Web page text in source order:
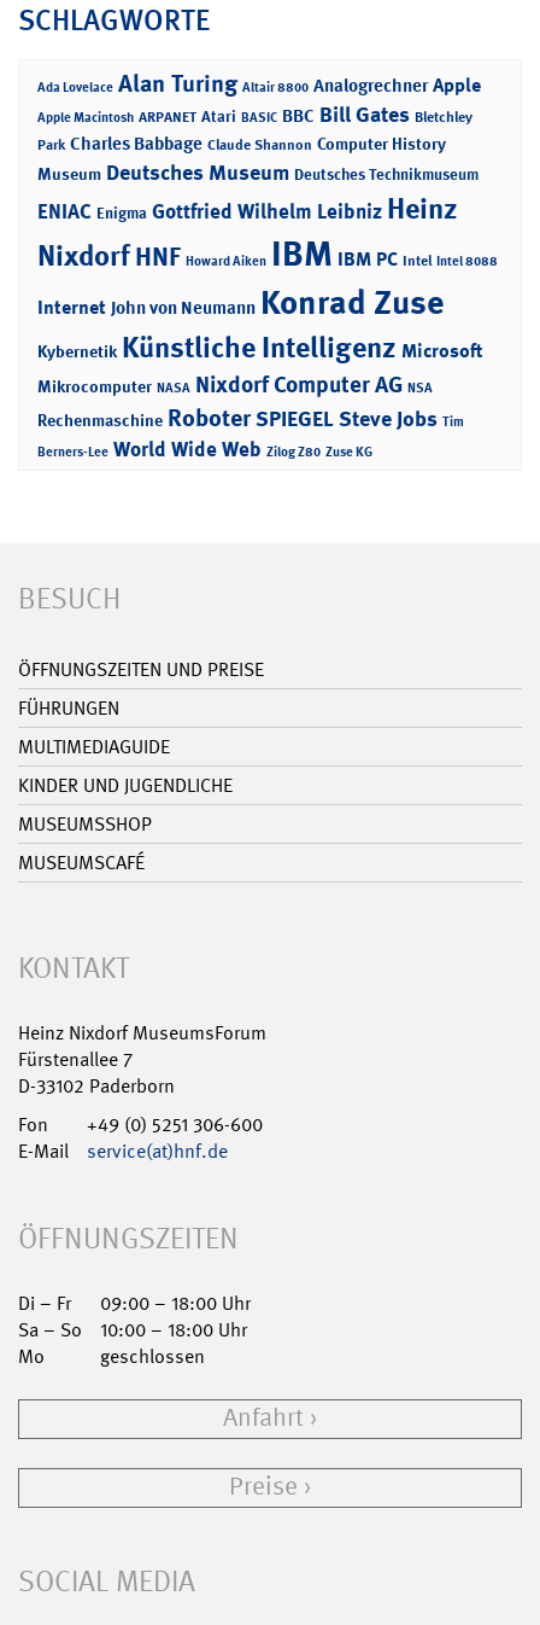
SCHLAGWORTE
Ada Lovelace Alan Turing Altair 8800 Analogrechner Apple
Apple Macintosh ARPANET Atari BASIC BBC Bill Gates Bletchley
Park Charles Babbage Claude Shannon Computer History
Museum Deutsches Museum Deutsches Technikmuseum
ENIAC Enigma Gottfried Wilhelm Leibniz Heinz
NixdorfHNF Howard Aiken IBM IBM PC Intel Intel 8088
Internet John von Neumann Konrad Zuse
Kybernetik Künstliche Intelligenz Microsoft
Mikrocomputer NASA Nixdorf Computer AG NSA
Rechenmaschine RoboterSPIEGELSteve Jobs Tim
Berners-Lee World Wide Web Zilog Z80 Zuse KG
BESUCH
ÖFFNUNGSZEITEN UND PREISE
FÜHRUNGEN
MULTIMEDIAGUIDE
KINDER UND JUGENDLICHE
MUSEUMSSHOP
MUSEUMSCAFÉ
KONTAKT
Heinz Nixdorf MuseumsForum
Fürstenallee 7
D-33102 Paderborn
Fon
+49 (0) 5251 306-600
E-Mail
service(at)hnf.de
ÖFFNUNGSZEITEN
Di – Fr
09:00 – 18:00 Uhr
Sa – So
10:00 – 18:00 Uhr
Mo
geschlossen
Anfahrt
Preise
SOCIAL MEDIA